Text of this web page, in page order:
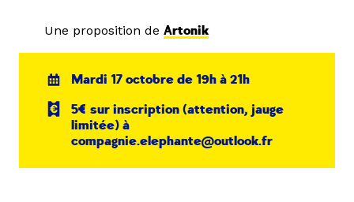
Une proposition de Artonik
Mardi 17 octobre de 19h à 21h
5€ sur inscription (attention, jauge
limitée) à
compagnie.elephante@outlook.fr